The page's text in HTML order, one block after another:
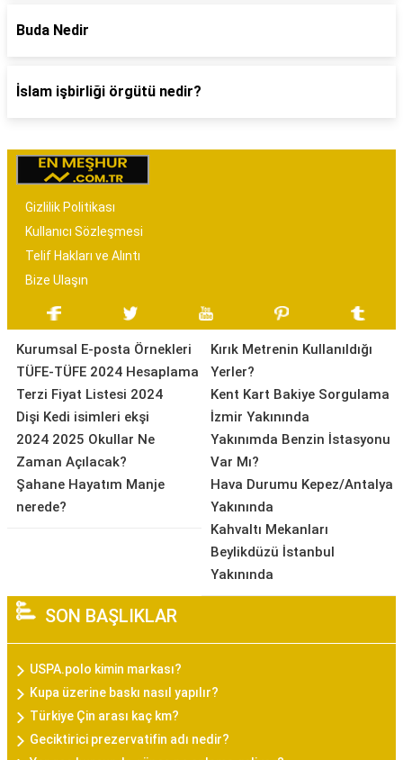
Buda Nedir
İslam işbirliği örgütü nedir?
Gizlilik Politikası
Kullanıcı Sözleşmesi
Telif Hakları ve Alıntı
Bize Ulaşın
Kurumsal E-posta Örnekleri
TÜFE-TÜFE 2024 Hesaplama
Terzi Fiyat Listesi 2024
Dişi Kedi isimleri ekşi
2024 2025 Okullar Ne
Zaman Açılacak?
Şahane Hayatım Manje
nerede?
Kırık Metrenin Kullanıldığı
Yerler?
Kent Kart Bakiye Sorgulama
İzmir Yakınında
Yakınımda Benzin İstasyonu
Var Mı?
Hava Durumu Kepez/Antalya
Yakınında
Kahvaltı Mekanları
Beylikdüzü İstanbul
Yakınında
SON BAŞLIKLAR
USPA.polo kimin markası?
Kupa üzerine baskı nasıl yapılır?
Türkiye Çin arası kaç km?
Geciktirici prezervatifin adı nedir?